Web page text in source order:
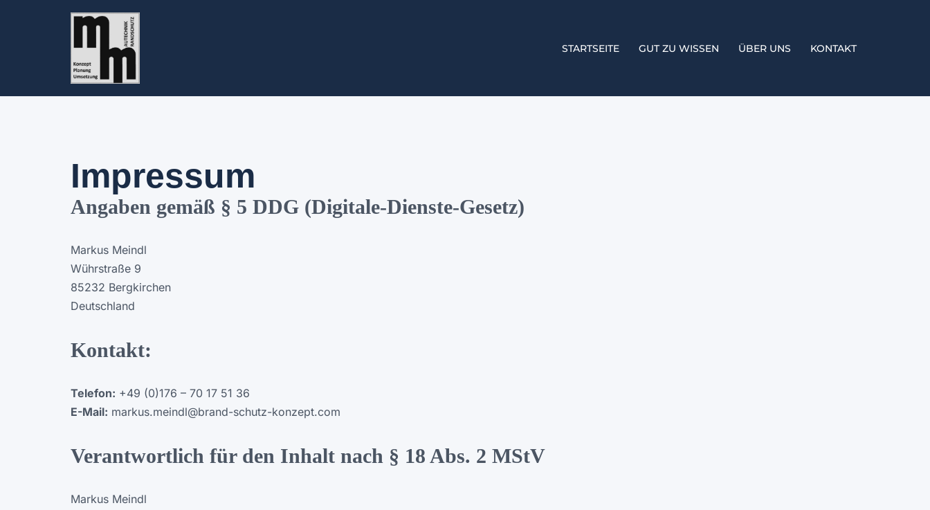
STARTSEITE GUT ZU WISSEN ÜBER UNS KONTAKT
Impressum
Angaben gemäß § 5 DDG (Digitale-Dienste-Gesetz)
Markus Meindl
Wührstraße 9
85232 Bergkirchen
Deutschland
Kontakt:
Telefon: +49 (0)176 – 70 17 51 36
E-Mail: markus.meindl@brand-schutz-konzept.com
Verantwortlich für den Inhalt nach § 18 Abs. 2 MStV
Markus Meindl